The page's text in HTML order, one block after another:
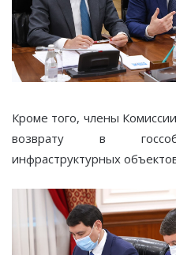
Кроме того, члены
возврату в
инфраструктурных